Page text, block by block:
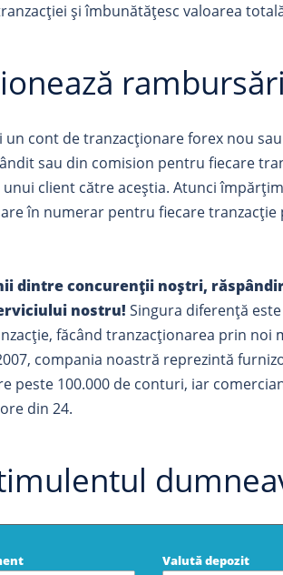
și îmbunătățesc valoarea
un cont de tranzacționare forex nou
sau din comision pentru fiecare
client către aceștia. Atunci
în numerar pentru fiecare
dintre concurenții noștri,
nostru! Singura diferență
făcând tranzacționarea prin noi
compania noastră reprezintă
peste 100.000 de conturi, iar
din 24.
Valută depozit